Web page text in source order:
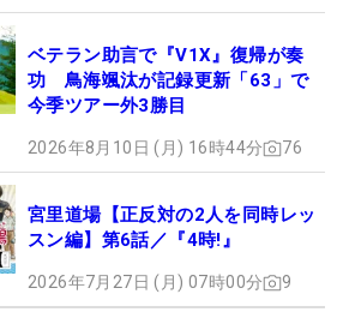
ベテラン助言で『V1X』復帰が奏
功 鳥海颯汰が記録更新「63」で
今季ツアー外3勝目
2026年8月10日 (月) 16時44分 76
宮里道場【正反対の2人を同時レッ
スン編】第6話／『4時!』
2026年7月27日 (月) 07時00分 9